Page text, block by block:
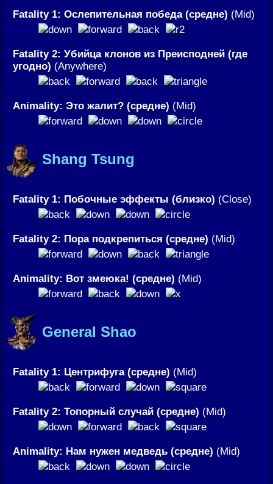
Fatality 1: Ослепительная победа (средне) (Mid)
Fatality 2: Убийца клонов из Преисподней (где
угодно) (Anywhere)
Animality: Это жалит? (средне) (Mid)
Shang Tsung
Fatality 1: Побочные эффекты (близко) (Close)
Fatality 2: Пора подкрепиться (средне) (Mid)
Animality: Вот змеюка! (средне) (Mid)
General Shao
Fatality 1: Центрифуга (средне) (Mid)
Fatality 2: Топорный случай (средне) (Mid)
Animality: Нам нужен медведь (средне) (Mid)